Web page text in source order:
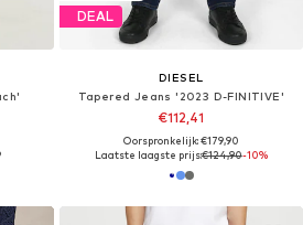
DEAL
DIESEL
Tapered Jeans '2023 D-FINITIVE'
€112,41
Oorspronkelijk: €179,90
Laatste laagste prijs:€124,90-10%